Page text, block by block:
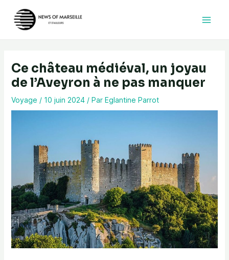
contenu
Ce château médiéval, un joyau
de l’Aveyron à ne pas manquer
Voyage / 10 juin 2024 / Par Eglantine Parrot